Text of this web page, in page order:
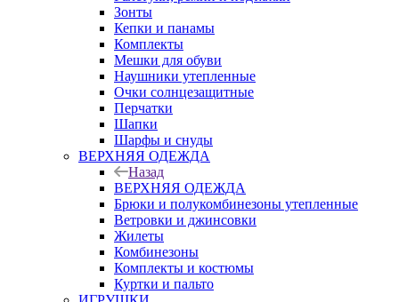
Зонты
Кепки и панамы
Комплекты
Мешки для обуви
Наушники утепленные
Очки солнцезащитные
Перчатки
Шапки
Шарфы и снуды
ВЕРХНЯЯ ОДЕЖДА
Назад
ВЕРХНЯЯ ОДЕЖДА
Брюки и полукомбинезоны утепленные
Ветровки и джинсовки
Жилеты
Комбинезоны
Комплекты и костюмы
Куртки и пальто